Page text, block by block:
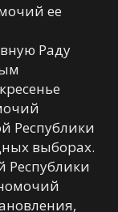
ее
Раду
Республики
выборах.
Республики